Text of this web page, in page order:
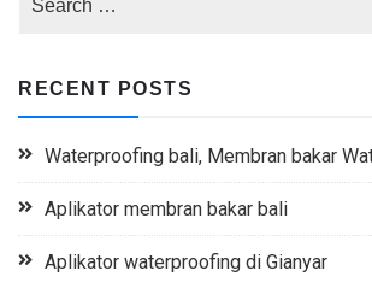
RECENT POSTS
Waterproofing bali, Membran bakar
Aplikator membran bakar bali
Aplikator waterproofing di Gianyar